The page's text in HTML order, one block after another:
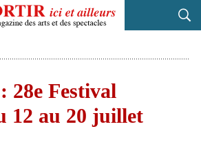
28e Festival
12 au 20 juillet